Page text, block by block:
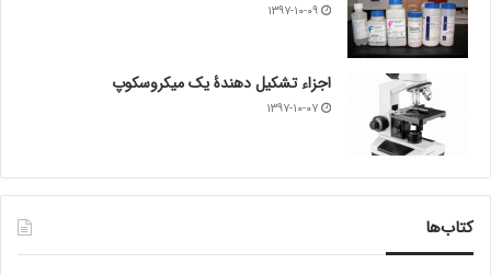
۱۳۹۷-۱۰-۰۹
اجزاء تشکیل دهندۀ یک میکروسکوپ
۱۳۹۷-۱۰-۰۷
کتاب‌ها